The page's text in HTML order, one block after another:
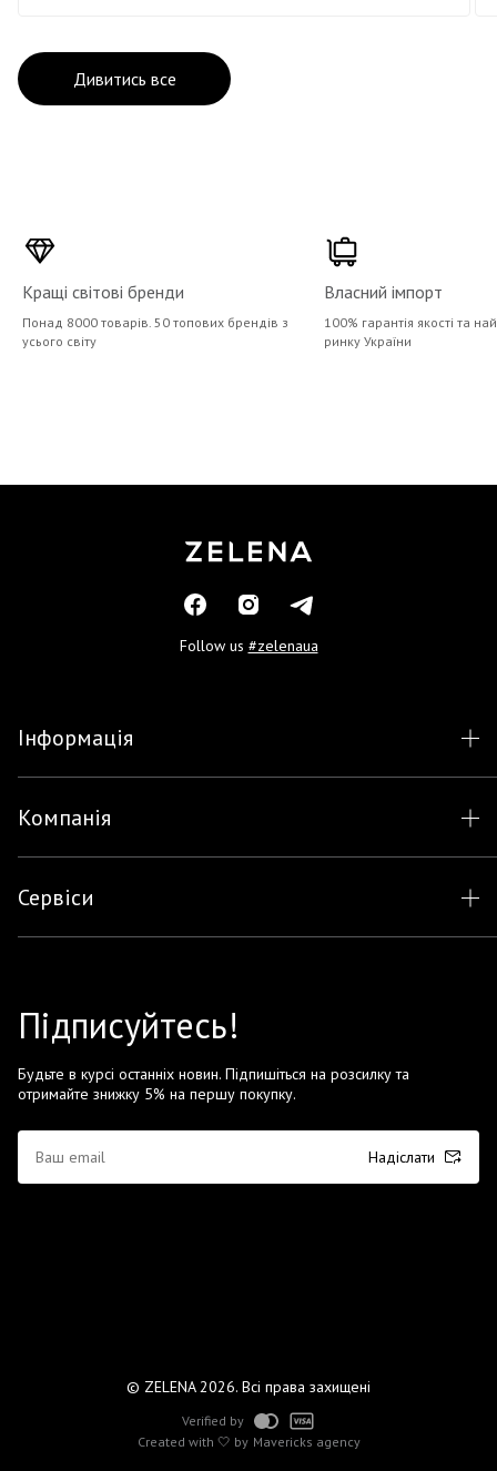
Дивитись все
Кращі світові бренди
Понад 8000 товарів. 50 топових брендів з
усього світу
Власний імпорт
100% гарантія якості та
ринку України
Follow us #zelenaua
Інформація
Компанія
Сервіси
Підписуйтесь!
Будьте в курсі останніх новин. Підпишіться на розсилку та
отримайте знижку 5% на першу покупку.
Надіслати
© ZELENA 2026. Всі права захищені
Created with 🤍 by Mavericks agency
Verified by